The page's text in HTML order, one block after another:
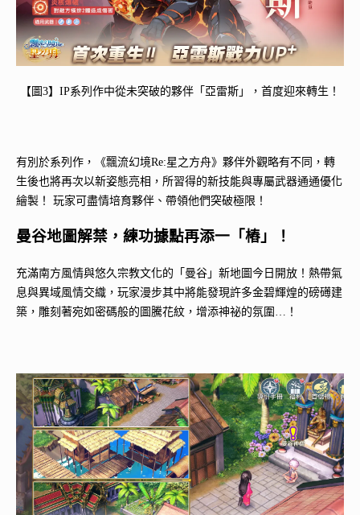
【圖3】IP系列作中從未突破的夥伴「亞雷斯」，首度迎來轉生！
有別於系列作，《飄流幻境Re:星之方舟》夥伴外觀略有不同，轉
生後也將再次以新姿態亮相，所習得的新技能與專屬武器通通優化
繪製！ 玩家可盡情培育夥伴、帶領他們突破極限！
曼谷地圖解禁，練功據點再添一「樁」！
充滿南方風情與悠久宗教文化的「曼谷」新地圖今日開放！熱帶氣
息與異域風情交織，玩家漫步其中將能發現許多金碧輝煌的磅礡建
築，雕刻著宛如密碼般的圖騰花紋，增添神祕的氛圍…！